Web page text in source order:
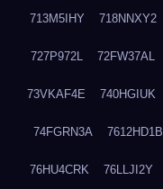
713M5IHY 718NNXY2
727P972L 72FW37AL
73VKAF4E 740HGIUK
74FGRN3A 7612HD1B
76HU4CRK 76LLJI2Y